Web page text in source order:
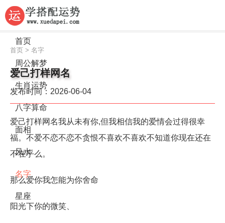
首页
周公解梦
生肖运势
八字算命
面相
风水
名字
星座
首页 > 名字
爱己打样网名
发布时间：2026-06-04
爱己打样网名我从未有你,但我相信我的爱情会过得很幸
福。不爱不恋不恋不贪恨不喜欢不喜欢不知道你现在还在
不在乎么。
那么爱你我怎能为你舍命
阳光下你的微笑、